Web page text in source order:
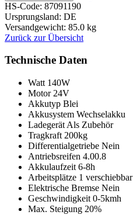
HS-Code: 87091190
Ursprungsland: DE
Versandgewicht: 85.0 kg
Zurück zur Übersicht
Technische Daten
Watt 140W
Motor 24V
Akkutyp Blei
Akkusystem Wechselakku
Ladegerät Als Zubehör
Tragkraft 200kg
Differentialgetriebe Nein
Antriebsreifen 4.00.8
Akkulaufzeit 6-8h
Arbeitsplätze 1 verschiebbar
Elektrische Bremse Nein
Geschwindigkeit 0-5kmh
Max. Steigung 20%